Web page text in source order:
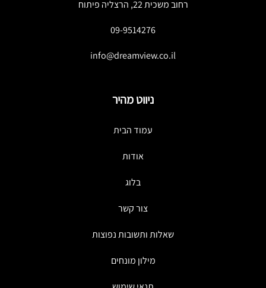
רחוב משכית 22, הרצליה פיתוח
09-9514276
info@dreamview.co.il
ניווט מהיר
עמוד הבית
אודות
בלוג
צור קשר
שאלות ותשובות נפוצות
מילון מונחים